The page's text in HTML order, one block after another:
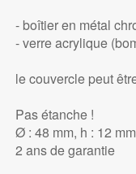
- boîtier en métal
- verre acrylique
le couvercle peut
Pas étanche !
Ø : 48 mm, h : 12
2 ans de garantie